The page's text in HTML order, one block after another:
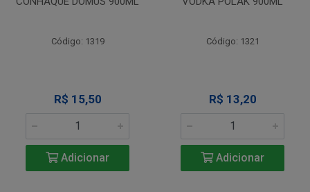
Código: 1319
R$ 15,50
Adicionar
Código: 1321
R$ 13,20
Adicionar